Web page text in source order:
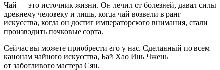
Чай — это источник жизни. Он лечил от болезней, давал силы
древнему человеку и лишь, когда чай возвели в ранг
искусства, когда он достиг императорского внимания, стали
производить почковые сорта.
Сейчас вы можете приобрести его у нас. Сделанный по всем
канонам чайного искусства, Бай Хао Инь Чжень
от заботливого мастера Сян.